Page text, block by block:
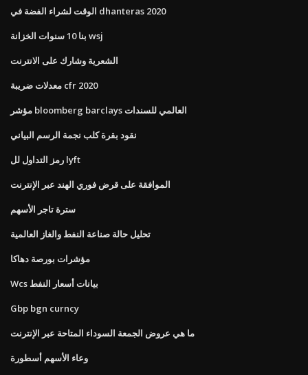
الوقت لشراء الفضة في dhanteras 2020
بنا 10 سنوات الخزانة wsj
الشعرية وشارك على الانترنت
معدلات ضريبة cfr 2020
مؤشر bloomberg barclays العالمي للسندات
نقود بقرة كلب نجمة الرسم البياني
رمز التداول لل lyft
الموافقة على قرض فوري الهند عبر الإنترنت
سترة تاجر الأسهم
تحليل حالة صناعة النفط والغاز العالمية
مؤشرات بورصة دهاكا
Wcs بيانات أسعار النفط
Gbp bgn curncy
ما هي عروض الجمعة السوداء المتاحة عبر الإنترنت
وعاء الأسهم أسطورة